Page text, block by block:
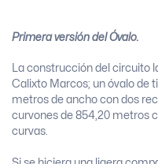
Primera versión del Óvalo.
La construcción del circuito
Calixto Marcos; un óvalo de
metros de ancho con dos
curvones de 854,20 metros
curvas.